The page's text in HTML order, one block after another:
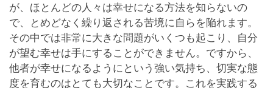
が、ほとんどの人々は幸せになる方法を知らないの
で、とめどなく繰り返される苦境に自らを陥れます。
その中では非常に大きな問題がいくつも起こり、自分
が望む幸せは手にすることができません。ですから、
他者が幸せになるようにという強い気持ち、切実な態
度を育むのはとても大切なことです。これを実践する